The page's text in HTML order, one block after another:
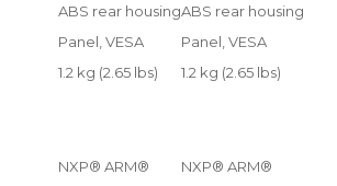
ABS rear housingABS rear housing
Panel, VESA
Panel, VESA
1.2 kg (2.65 lbs) 1.2 kg (2.65 lbs)
NXP® ARM®
NXP® ARM®